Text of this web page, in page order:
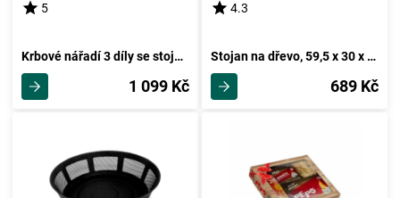
5
Krbové nářadí 3 díly se stojanem
1 099 Kč
4.3
Stojan na dřevo, 59,5 x 30 x 22 cm
689 Kč